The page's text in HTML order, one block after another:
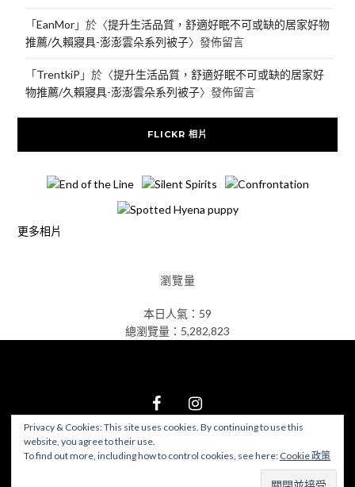
「EanMor」於〈提升生活品質，舒適好眠不可或缺的居家好物
推薦/久賴寢具-澎澎雲朵系列被子〉發佈留言
「TrentkiP 」於〈提升生活品質，舒適好眠不可或缺的居家好
物推薦/久賴寢具-澎澎雲朵系列被子〉發佈留言
FLICKR 相片
更多相片
瀏覽量
本日人氣：59
總瀏覽量：5,282,823
© 2026 食在好遊趣 – Black Theme by ZThemes Studio
Privacy & Cookies: This site uses cookies. By continuing to use this
website, you agree to their use.
To find out more, including how to control cookies, see here: Cookie 政策